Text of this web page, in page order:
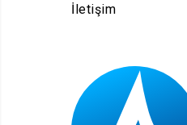
İletişim